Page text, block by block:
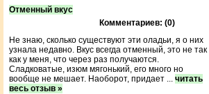
Отменный вкус
Комментариев: (0)
Не знаю, сколько существуют эти оладьи, я о них
узнала недавно. Вкус всегда отменный, это не так
как у меня, что через раз получаются.
Сладковатые, изюм мягонький, его много но
вообще не мешает. Наоборот, придает ... читать
весь отзыв »